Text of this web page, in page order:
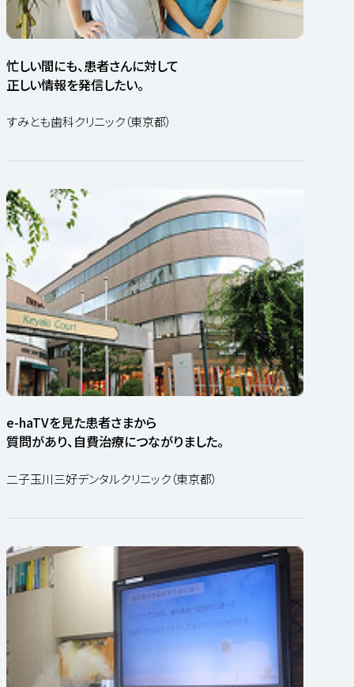
忙しい間にも、患者さんに対して
正しい情報を発信したい。
すみとも歯科クリニック（東京都）
e-haTVを見た患者さまから
質問があり、自費治療につながりました。
二子玉川三好デンタルクリニック（東京都）